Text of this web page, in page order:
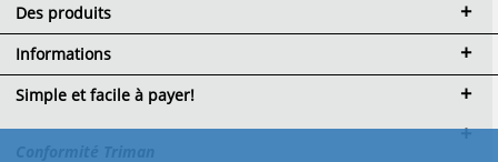
Des produits
Informations
Simple et facile à payer!